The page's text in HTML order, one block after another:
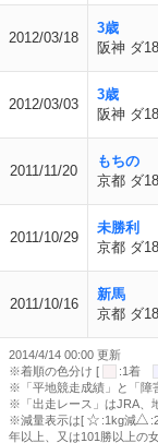
2012/03/18
3歳
阪神 ダ
2012/03/03
3歳
阪神 ダ
2011/11/20
もちの
京都 ダ
2011/10/29
未勝利
京都 ダ
2011/10/16
新馬
京都 ダ
2014/4/14 00:00 更新
※着順の色分け [
:1着
※「平地競走成績」と「障
※「出走レース」はJRA、
※減量表示は[
:1kg減
年以上、又は101勝以上の